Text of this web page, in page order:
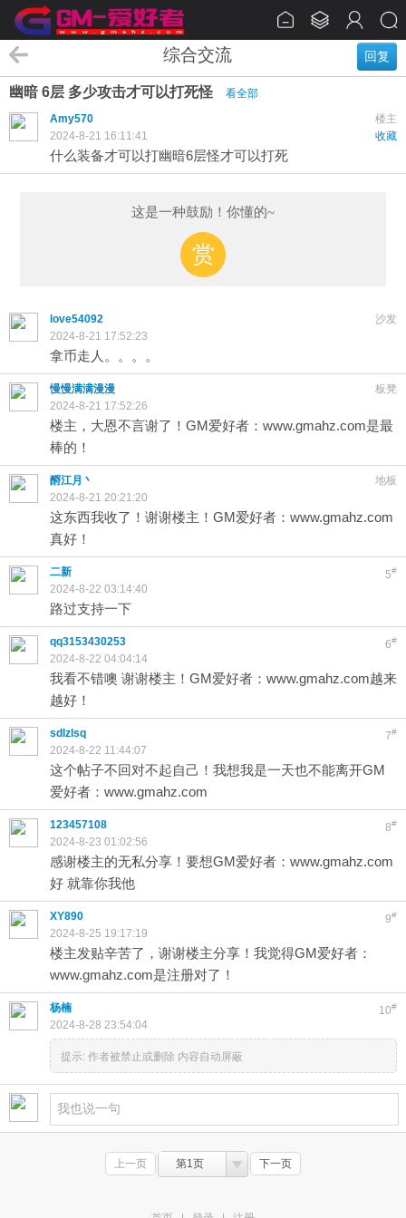
回复
综合交流
幽暗 6层 多少攻击才可以打死怪
看全部
楼主
Amy570
收藏
2024-8-21 16:11:41
什么装备才可以打幽暗6层怪才可以打死
这是一种鼓励！你懂的~
赏
沙发
love54092
2024-8-21 17:52:23
拿币走人。。。。
板凳
慢慢满满漫漫
2024-8-21 17:52:26
楼主，大恩不言谢了！GM爱好者：www.gmahz.com是最
棒的！
地板
酹江月丶
2024-8-21 20:21:20
这东西我收了！谢谢楼主！GM爱好者：www.gmahz.com
真好！
5#
二新
2024-8-22 03:14:40
路过支持一下
6#
qq3153430253
2024-8-22 04:04:14
我看不错噢 谢谢楼主！GM爱好者：www.gmahz.com越来
越好！
7#
sdlzlsq
2024-8-22 11:44:07
这个帖子不回对不起自己！我想我是一天也不能离开GM
爱好者：www.gmahz.com
8#
123457108
2024-8-23 01:02:56
感谢楼主的无私分享！要想GM爱好者：www.gmahz.com
好 就靠你我他
9#
XY890
2024-8-25 19:17:19
楼主发贴辛苦了，谢谢楼主分享！我觉得GM爱好者：
www.gmahz.com是注册对了！
10#
杨楠
2024-8-28 23:54:04
提示: 作者被禁止或删除 内容自动屏蔽
上一页 第1页 下一页